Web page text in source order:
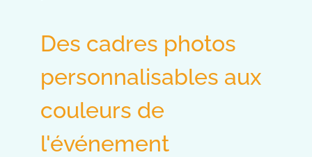
Des cadres photos
personnalisables aux
couleurs de
l'événement